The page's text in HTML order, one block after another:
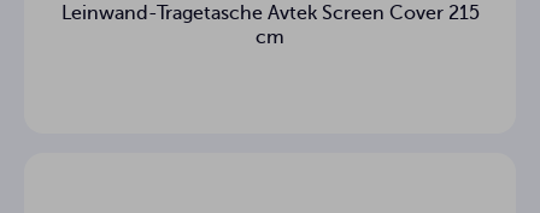
Leinwand-Tragetasche Avtek Screen Cover 215
cm